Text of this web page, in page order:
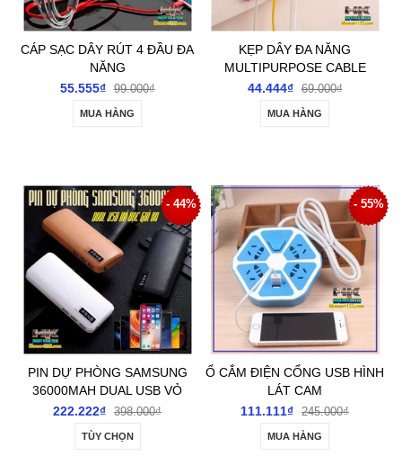
CÁP SẠC DÂY RÚT 4 ĐẦU ĐA
NĂNG
55.555₫ 99.000₫
MUA HÀNG
KẸP DÂY ĐA NĂNG
MULTIPURPOSE CABLE
CLIPS
44.444₫ 69.000₫
MUA HÀNG
- 44%
PIN DỰ PHÒNG SAMSUNG
36000MAH DUAL USB VỎ
BỌC GIẢ DA
222.222₫ 398.000₫
TÙY CHỌN
- 55%
Ổ CẮM ĐIỆN CỔNG USB HÌNH
LÁT CAM
111.111₫ 245.000₫
MUA HÀNG